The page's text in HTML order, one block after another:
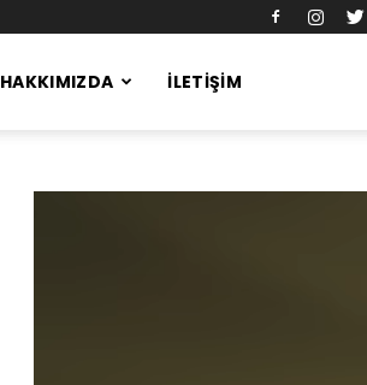
HAKKIMIZDA İLETIŞIM